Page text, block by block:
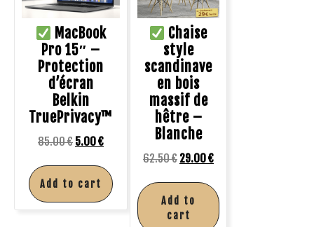
MacBook
Pro 15″ –
Protection
d’écran
Belkin
TruePrivacy™
85.00€ 5.00€
Add to cart
Chaise
style
scandinave
en bois
massif de
hêtre –
Blanche
62.50€ 29.00€
Add to
cart